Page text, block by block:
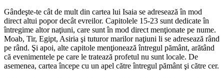
Gândeşte-te cât de mult din cartea lui Isaia se adresează în mod
direct altui popor decât evreilor. Capitolele 15-23 sunt dedicate în
întregime altor naţiuni, care sunt în mod direct menţionate pe nume.
Moab, Tir, Egipt, Asiria şi tuturor marilor naţiuni li se adresează rând
pe rând. Şi apoi, alte capitole menţionează întregul pământ, arătând
că evenimentele pe care le tratează profetul nu sunt locale. De
asemenea, cartea începe cu un apel către întregul pământ şi către cer.